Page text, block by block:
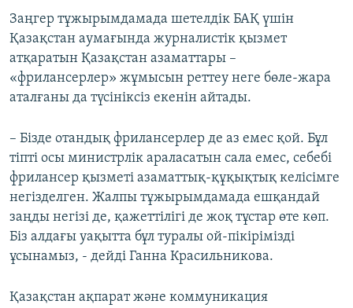
Заңгер тұжырымдамада шетелдік БАҚ үшін
Қазақстан аумағында журналистік қызмет
атқаратын Қазақстан азаматтары –
«фрилансерлер» жұмысын реттеу неге бөле-жара
аталғаны да түсініксіз екенін айтады.
– Бізде отандық фрилансерлер де аз емес қой. Бұл
тіпті осы министрлік араласатын сала емес, себебі
фрилансер қызметі азаматтық-құқықтық келісімге
негізделген. Жалпы тұжырымдамада ешқандай
заңды негізі де, қажеттілігі де жоқ тұстар өте көп.
Біз алдағы уақытта бұл туралы ой-пікірімізді
ұсынамыз, - дейді Ганна Красильникова.
Қазақстан ақпарат және коммуникация